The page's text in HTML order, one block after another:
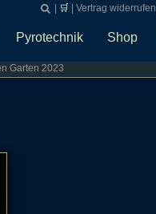
🛒 |Vertrag widerrufen
Pyrotechnik Shop
Garten 2023